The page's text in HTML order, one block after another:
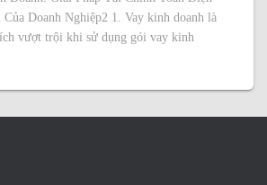
Doanh Nghiệp2 1. Vay kinh doanh là
vượt trội khi sử dụng gói vay kinh